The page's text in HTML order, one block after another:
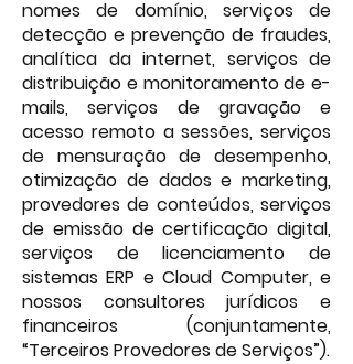
nomes de domínio, serviços de
detecção e prevenção de fraudes,
analítica da internet, serviços de
distribuição e monitoramento de e-
mails, serviços de gravação e
acesso remoto a sessões, serviços
de mensuração de desempenho,
otimização de dados e marketing,
provedores de conteúdos, serviços
de emissão de certificação digital,
serviços de licenciamento de
sistemas ERP e Cloud Computer, e
nossos consultores jurídicos e
financeiros (conjuntamente,
“Terceiros Provedores de Serviços”).